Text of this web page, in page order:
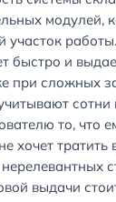
модулей,
участок
быстро и
при сложных
сотни
то, что
хочет тратить
выдачи